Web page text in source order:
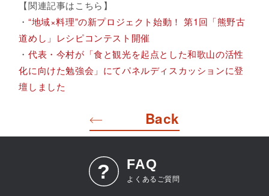
【関連記事はこちら】
・ “地域×料理”の新プロジェクト始動！ 第1回「熊野古
道めし」レシピコンテスト開催
・ 代表・今村が「食と観光を起点とした和歌山の活性
化に向けた勉強会」にてパネルディスカッションに登
壇しました
Back
FAQ
よくあるご質問